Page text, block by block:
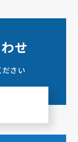
せ
さい